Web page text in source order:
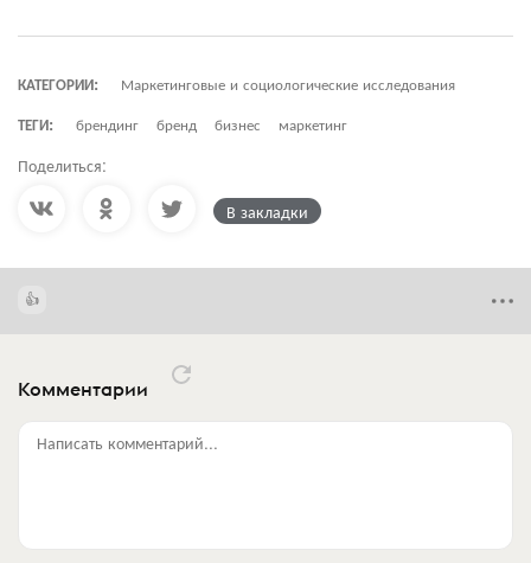
КАТЕГОРИИ:
Маркетинговые и социологические исследования
ТЕГИ:
брендинг бренд бизнес маркетинг
Поделиться:
В закладки
Комментарии
Написать комментарий...